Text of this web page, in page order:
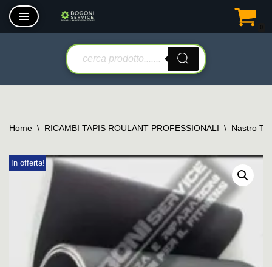
Vai
Home \ RICAMBI TAPIS ROULANT PROFESSIONALI \ Nastro
In offerta!